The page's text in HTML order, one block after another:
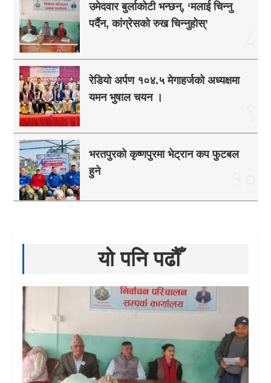
उमेदवार बुर्लाकोटी भन्छन्, ‘मलाई चिन्नु
पर्दैन, कांग्रेसको रुख चिन्नुहोस्’
रेडियो अर्पण १०४.५ मेगाहर्जको अध्यक्षमा
यमन भुषाल चयन ।
भरतपुरको कृष्णपुरमा भेट्रान कप फुटबल
हुने
यो पनि पढौँ